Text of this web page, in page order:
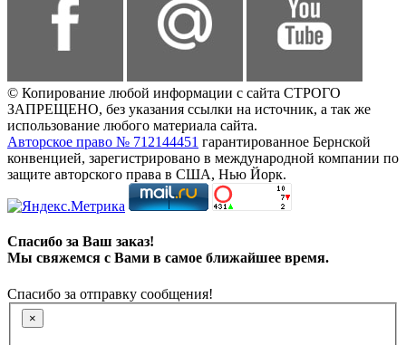
© Копирование любой информации с сайта СТРОГО
ЗАПРЕЩЕНО, без указания ссылки на источник, а так же
использование любого материала сайта.
Авторское право № 712144451 гарантированное Бернской
конвенцией, зарегистрировано в международной компании по
защите авторского права в США, Нью Йорк.
Спасибо за Ваш заказ!
Мы свяжемся с Вами в самое ближайшее время.
Спасибо за отправку сообщения!
×